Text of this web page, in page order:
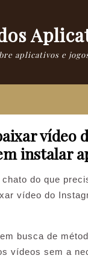
aplicativos e
vídeo
instalar
do que
vídeo do
busca de
vídeos sem a